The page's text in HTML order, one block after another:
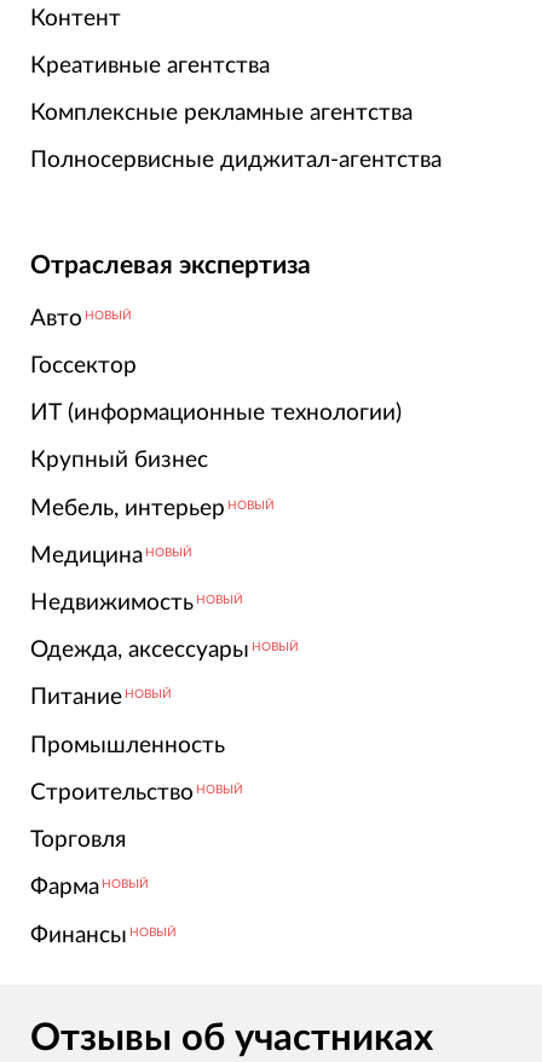
Контент
Креативные агентства
Комплексные рекламные агентства
Полносервисные диджитал-агентства
Отраслевая экспертиза
Авто НОВЫЙ
Госсектор
ИТ (информационные технологии)
Крупный бизнес
Мебель, интерьер НОВЫЙ
Медицина НОВЫЙ
Недвижимость НОВЫЙ
Одежда, аксессуары НОВЫЙ
Питание НОВЫЙ
Промышленность
Строительство НОВЫЙ
Торговля
Фарма НОВЫЙ
Финансы НОВЫЙ
Отзывы об участниках